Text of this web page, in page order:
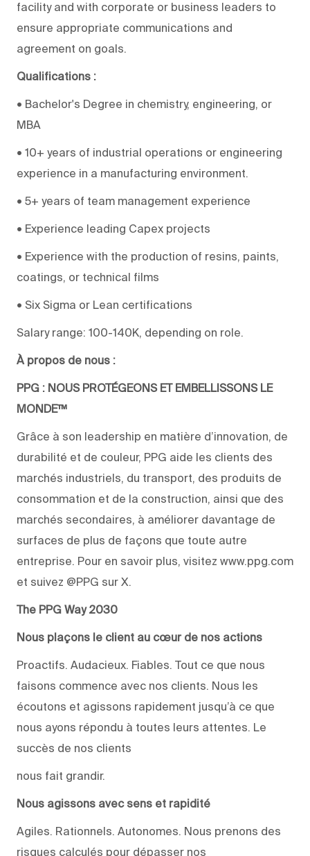
facility and with corporate or business leaders to
ensure appropriate communications and
agreement on goals.
Qualifications :
• Bachelor's Degree in chemistry, engineering, or
MBA
• 10+ years of industrial operations or engineering
experience in a manufacturing environment.
• 5+ years of team management experience
• Experience leading Capex projects
• Experience with the production of resins, paints,
coatings, or technical films
• Six Sigma or Lean certifications
Salary range: 100-140K, depending on role.
À propos de nous :
PPG : NOUS PROTÉGEONS ET EMBELLISSONS LE
MONDE™
Grâce à son leadership en matière d’innovation, de
durabilité et de couleur, PPG aide les clients des
marchés industriels, du transport, des produits de
consommation et de la construction, ainsi que des
marchés secondaires, à améliorer davantage de
surfaces de plus de façons que toute autre
entreprise. Pour en savoir plus, visitez www.ppg.com
et suivez @PPG sur X.
The PPG Way 2030
Nous plaçons le client au cœur de nos actions
Proactifs. Audacieux. Fiables. Tout ce que nous
faisons commence avec nos clients. Nous les
écoutons et agissons rapidement jusqu’à ce que
nous ayons répondu à toutes leurs attentes. Le
succès de nos clients
nous fait grandir.
Nous agissons avec sens et rapidité
Agiles. Rationnels. Autonomes. Nous prenons des
risques calculés pour dépasser nos